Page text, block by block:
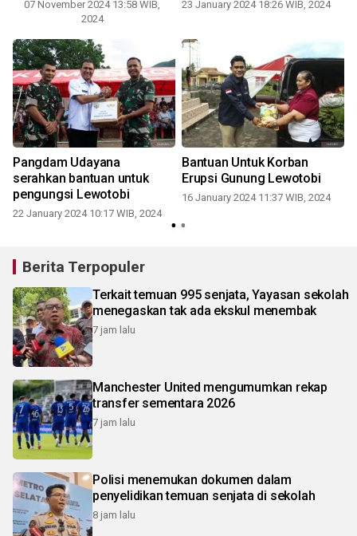
07 November 2024 13:58 WIB,
2024
23 January 2024 18:26 WIB, 2024
Pangdam Udayana
serahkan bantuan untuk
pengungsi Lewotobi
22 January 2024 10:17 WIB, 2024
Bantuan Untuk Korban
Erupsi Gunung Lewotobi
16 January 2024 11:37 WIB, 2024
Berita Terpopuler
Terkait temuan 995 senjata, Yayasan sekolah
menegaskan tak ada ekskul menembak
7 jam lalu
Manchester United mengumumkan rekap
transfer sementara 2026
7 jam lalu
Polisi menemukan dokumen dalam
penyelidikan temuan senjata di sekolah
8 jam lalu